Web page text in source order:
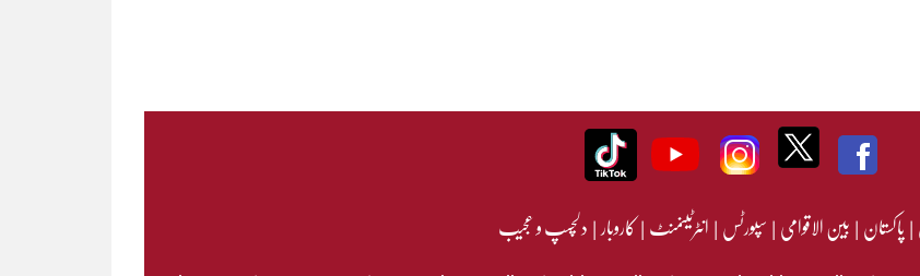
|پاکستان|بین الاقوامی|سپورٹس|انٹرٹینمنٹ|کاروبار|دلچسپ و عجیب